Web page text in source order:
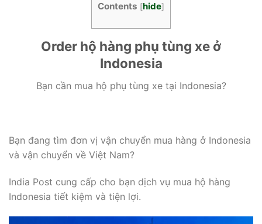
Contents [hide]
Order hộ hàng phụ tùng xe ở
Indonesia
Bạn cần mua hộ phụ tùng xe tại Indonesia?
Bạn đang tìm đơn vị vận chuyển mua hàng ở Indonesia
và vận chuyển về Việt Nam?
India Post cung cấp cho bạn dịch vụ mua hộ hàng
Indonesia tiết kiệm và tiện lợi.